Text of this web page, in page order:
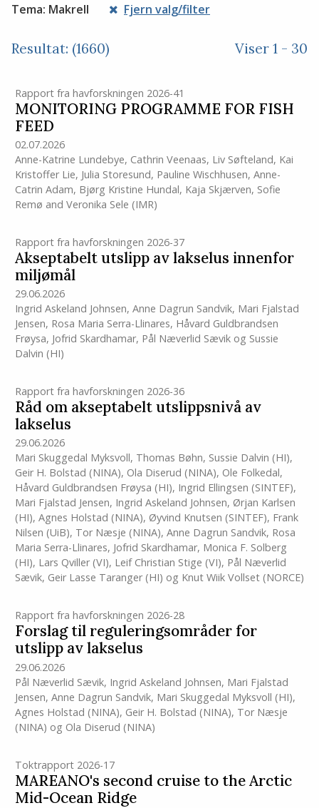
Tema: Makrell Fjern valg/filter
Resultat: (1660) Viser 1 - 30
Rapport fra havforskningen 2026-41
MONITORING PROGRAMME FOR FISH
FEED
02.07.2026
Anne-Katrine Lundebye, Cathrin Veenaas, Liv Søfteland, Kai
Kristoffer Lie, Julia Storesund, Pauline Wischhusen, Anne-
Catrin Adam, Bjørg Kristine Hundal, Kaja Skjærven, Sofie
Remø and Veronika Sele (IMR)
Rapport fra havforskningen 2026-37
Akseptabelt utslipp av lakselus innenfor
miljømål
29.06.2026
Ingrid Askeland Johnsen, Anne Dagrun Sandvik, Mari Fjalstad
Jensen, Rosa Maria Serra-Llinares, Håvard Guldbrandsen
Frøysa, Jofrid Skardhamar, Pål Næverlid Sævikog Sussie
Dalvin (HI)
Rapport fra havforskningen 2026-36
Råd om akseptabelt utslippsnivå av
lakselus
29.06.2026
Mari Skuggedal Myksvoll, Thomas Bøhn, Sussie Dalvin (HI),
Geir H. Bolstad (NINA), Ola Diserud (NINA), Ole Folkedal,
Håvard Guldbrandsen Frøysa (HI), Ingrid Ellingsen (SINTEF),
Mari Fjalstad Jensen, Ingrid Askeland Johnsen, Ørjan Karlsen
(HI), Agnes Holstad (NINA), Øyvind Knutsen (SINTEF), Frank
Nilsen (UiB), Tor Næsje (NINA), Anne Dagrun Sandvik, Rosa
Maria Serra-Llinares, Jofrid Skardhamar, Monica F. Solberg
(HI), Lars Qviller (VI), Leif Christian Stige (VI), Pål Næverlid
Sævik, Geir Lasse Taranger(HI) og Knut Wiik Vollset (NORCE)
Rapport fra havforskningen 2026-28
Forslag til reguleringsområder for
utslipp av lakselus
29.06.2026
Pål Næverlid Sævik, Ingrid Askeland Johnsen, Mari Fjalstad
Jensen, Anne Dagrun Sandvik, Mari Skuggedal Myksvoll (HI),
Agnes Holstad (NINA), Geir H. Bolstad (NINA), Tor Næsje
(NINA) og Ola Diserud (NINA)
Toktrapport 2026-17
MAREANO's second cruise to the Arctic
Mid-Ocean Ridge